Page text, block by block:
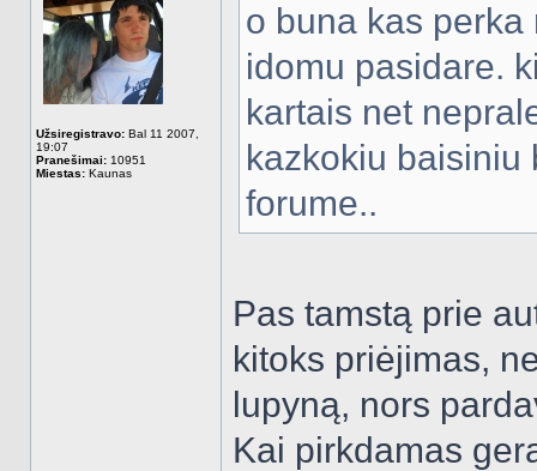
Užsiregistravo: Bal 11 2007,
19:07
Pranešimai: 10951
Miestas: Kaunas
o buna kas
idomu pasidare.
kartais net
kazkokiu baisiniu
forume..
Pas tamstą prie
kitoks priėjimas,
lupyną, nors
Kai pirkdamas